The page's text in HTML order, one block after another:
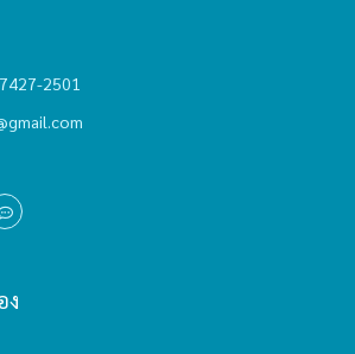
2501
ง